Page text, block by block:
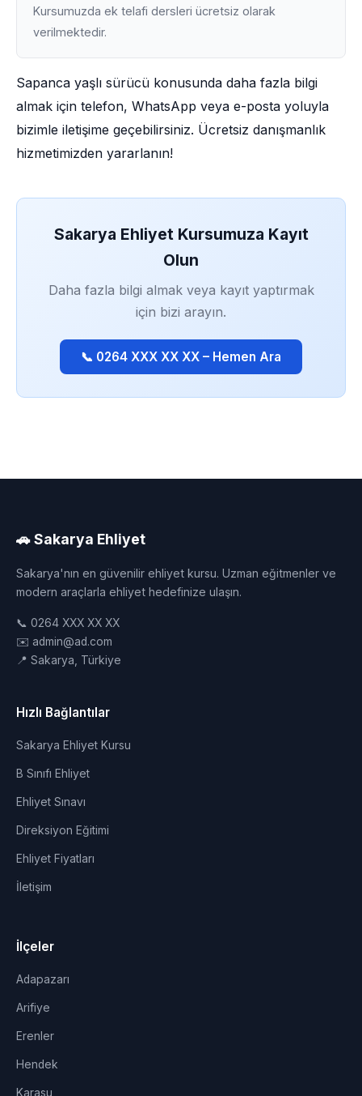
Kursumuzda ek telafi dersleri ücretsiz olarak
verilmektedir.
Sapanca yaşlı sürücü konusunda daha fazla bilgi
almak için telefon, WhatsApp veya e-posta yoluyla
bizimle iletişime geçebilirsiniz. Ücretsiz danışmanlık
hizmetimizden yararlanın!
Sakarya Ehliyet Kursumuza Kayıt
Olun
Daha fazla bilgi almak veya kayıt yaptırmak
için bizi arayın.
📞 0264 XXX XX XX – Hemen Ara
🚗 Sakarya Ehliyet
Sakarya'nın en güvenilir ehliyet kursu. Uzman eğitmenler ve
modern araçlarla ehliyet hedefinize ulaşın.
📞 0264 XXX XX XX
✉️ admin@ad.com
📍 Sakarya, Türkiye
Hızlı Bağlantılar
Sakarya Ehliyet Kursu
B Sınıfı Ehliyet
Ehliyet Sınavı
Direksiyon Eğitimi
Ehliyet Fiyatları
İletişim
İlçeler
Adapazarı
Arifiye
Erenler
Hendek
Karasu